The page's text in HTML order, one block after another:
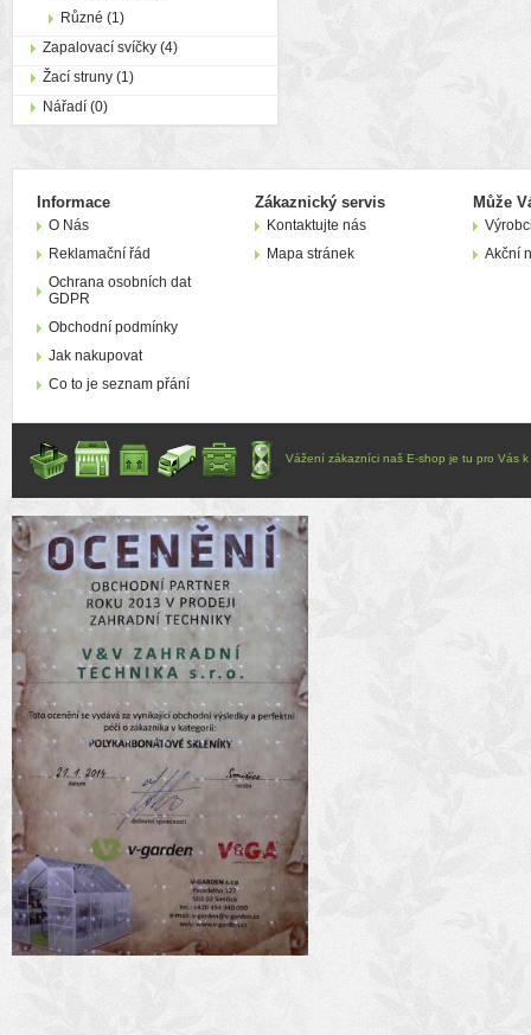
Různé (1)
Zapalovací svíčky (4)
Žací struny (1)
Nářadí (0)
Informace
O Nás
Reklamační řád
Ochrana osobních dat
GDPR
Obchodní podmínky
Jak nakupovat
Co to je seznam přání
Zákaznický servis
Kontaktujte nás
Mapa stránek
Může
Akční
Vážení zákazníci naš E-shop je tu pro Vás